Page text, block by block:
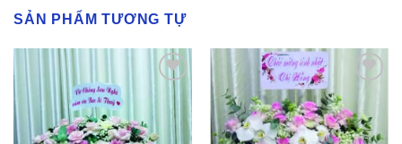
SẢN PHẨM TƯƠNG TỰ
Yêu
Thich
Yêu
Thich